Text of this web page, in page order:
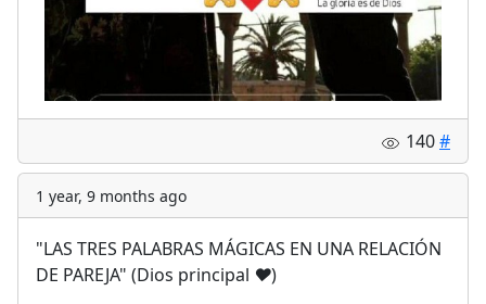
140#
1 year, 9 months ago
"LAS TRES PALABRAS MÁGICAS EN UNA RELACIÓN
DE PAREJA" (Dios principal ❤️)